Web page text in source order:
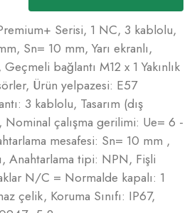
Serisi, 1 NC, 3 kablolu,
Sn= 10 mm, Yarı ekranlı,
bağlantı M12 x 1 Yakınlık
Ürün yelpazesi: E57
3 kablolu, Tasarım (dış
Nominal çalışma gerilimi: Ue= 6 -
mesafesi: Sn= 10 mm ,
Anahtarlama tipi: NPN, Fişli
N/C = Normalde kapalı: 1
çelik, Koruma Sınıfı: IP67,